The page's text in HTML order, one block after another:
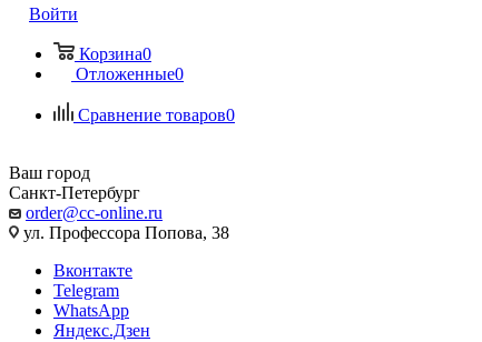
Войти
Корзина0
Отложенные0
Сравнение товаров0
Ваш город
Санкт-Петербург
order@cc-online.ru
ул. Профессора Попова, 38
Вконтакте
Telegram
WhatsApp
Яндекс.Дзен